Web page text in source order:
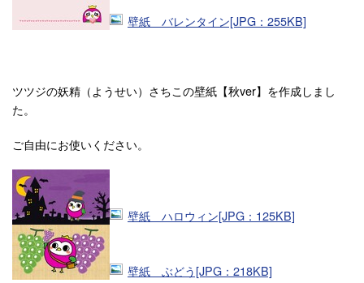
壁紙 バレンタイン[JPG：255KB]
ツツジの妖精（ようせい）さちこの壁紙【秋ver】を作成しまし
た。
ご自由にお使いください。
壁紙 ハロウィン[JPG：125KB]
壁紙 ぶどう[JPG：218KB]